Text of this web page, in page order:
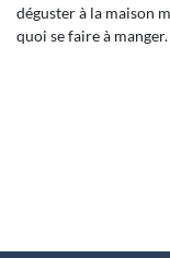
déguster à la maison
quoi se faire à manger.